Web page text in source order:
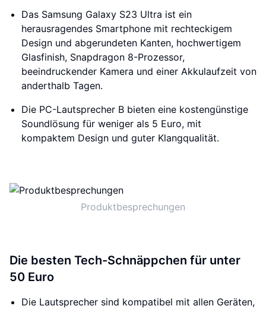
Das Samsung Galaxy S23 Ultra ist ein
herausragendes Smartphone mit rechteckigem
Design und abgerundeten Kanten, hochwertigem
Glasfinish, Snapdragon 8-Prozessor,
beeindruckender Kamera und einer Akkulaufzeit von
anderthalb Tagen.
Die PC-Lautsprecher B bieten eine kostengünstige
Soundlösung für weniger als 5 Euro, mit
kompaktem Design und guter Klangqualität.
Produktbesprechungen
Die besten Tech-Schnäppchen für unter
50 Euro
Die Lautsprecher sind kompatibel mit allen Geräten,